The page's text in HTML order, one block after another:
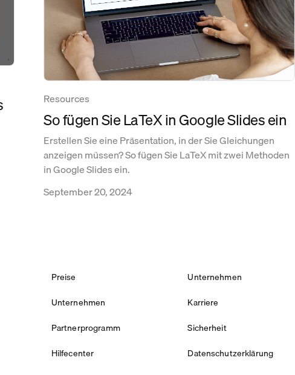
Resources
So fügen Sie LaTeX in Google Slides ein
Erstellen Sie eine Präsentation, in der Sie Gleichungen
anzeigen müssen? So fügen Sie LaTeX mit zwei Methoden
in Google Slides ein.
September 20, 2024
Preise
Unternehmen
Partnerprogramm
Hilfecenter
Unternehmen
Karriere
Sicherheit
Datenschutzerklärung